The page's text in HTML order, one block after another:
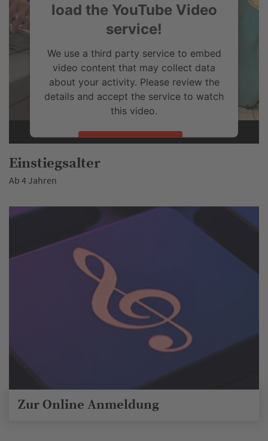
load the YouTube Video
service!
We use a third party service to embed
video content that may collect data
about your activity. Please review the
details and accept the service to watch
this video.
More Information
Einstiegsalter
Ab 4 Jahren
Zur Online Anmeldung